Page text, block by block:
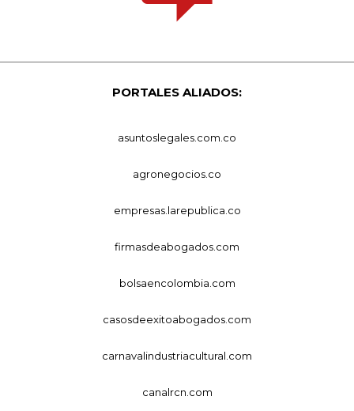
PORTALES ALIADOS:
asuntoslegales.com.co
agronegocios.co
empresas.larepublica.co
firmasdeabogados.com
bolsaencolombia.com
casosdeexitoabogados.com
carnavalindustriacultural.com
canalrcn.com